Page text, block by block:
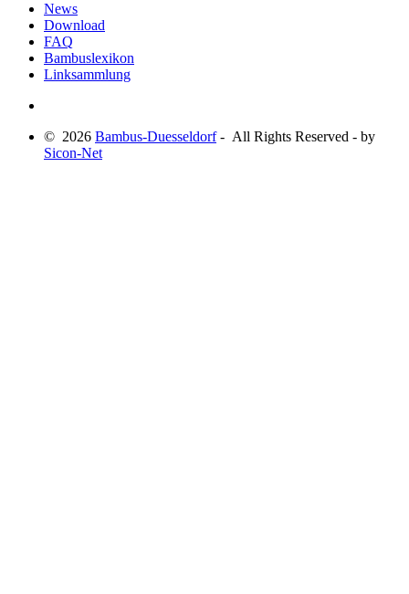
News
Download
FAQ
Bambuslexikon
Linksammlung
© 2026 Bambus-Duesseldorf- All Rights Reserved - by
Sicon-Net